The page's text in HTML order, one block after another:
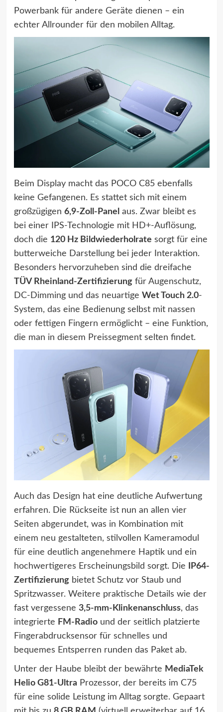
Powerbank für andere Geräte dienen – ein
echter Allrounder für den mobilen Alltag.
Beim Display macht das POCO C85 ebenfalls
keine Gefangenen. Es stattet sich mit einem
großzügigen 6,9-Zoll-Panel aus. Zwar bleibt es
bei einer IPS-Technologie mit HD+-Auflösung,
doch die 120 Hz Bildwiederholrate sorgt für eine
butterweiche Darstellung bei jeder Interaktion.
Besonders hervorzuheben sind die dreifache
TÜV Rheinland-Zertifizierungfür Augenschutz,
DC-Dimming und das neuartige Wet Touch 2.0-
System, das eine Bedienung selbst mit nassen
oder fettigen Fingern ermöglicht – eine Funktion,
die man in diesem Preissegment selten findet.
Auch das Design hat eine deutliche Aufwertung
erfahren. Die Rückseite ist nun an allen vier
Seiten abgerundet, was in Kombination mit
einem neu gestalteten, stilvollen Kameramodul
für eine deutlich angenehmere Haptik und ein
hochwertigeres Erscheinungsbild sorgt. Die
IP64-
Zertifizierungbietet Schutz vor Staub und
Spritzwasser. Weitere praktische Details wie der
fast vergessene 3,5-mm-Klinkenanschluss, das
integrierte FM-Radiound der seitlich platzierte
Fingerabdrucksensor für schnelles und
bequemes Entsperren runden das Paket ab.
Unter der Haube bleibt der bewährte MediaTek
Helio G81-UltraProzessor, der bereits im C75
für eine solide Leistung im Alltag sorgte. Gepaart